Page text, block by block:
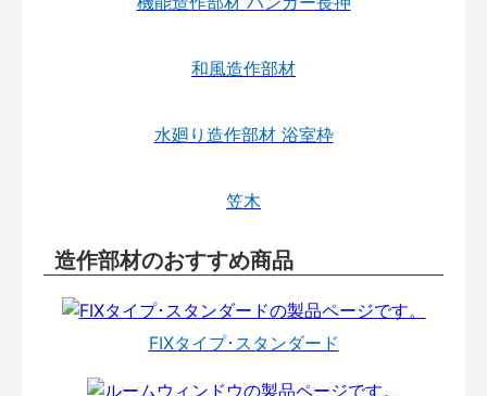
和風造作部材
水廻り造作部材 浴室枠
笠木
造作部材のおすすめ商品
FIXタイプ･スタンダード